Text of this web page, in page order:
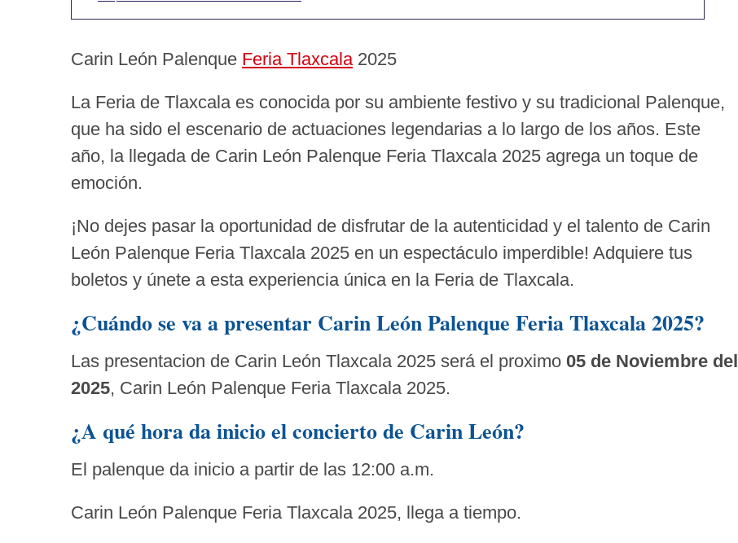
Carin León Palenque Feria Tlaxcala 2025
La Feria de Tlaxcala es conocida por su ambiente festivo y su tradicional Palenque,
que ha sido el escenario de actuaciones legendarias a lo largo de los años. Este
año, la llegada de Carin León Palenque Feria Tlaxcala 2025 agrega un toque de
emoción.
¡No dejes pasar la oportunidad de disfrutar de la autenticidad y el talento de Carin
León Palenque Feria Tlaxcala 2025 en un espectáculo imperdible! Adquiere tus
boletos y únete a esta experiencia única en la Feria de Tlaxcala.
¿Cuándo se va a presentar Carin León Palenque Feria Tlaxcala 2025?
Las presentacion de Carin León Tlaxcala 2025 será el proximo 05 de Noviembre del
2025, Carin León Palenque Feria Tlaxcala 2025.
¿A qué hora da inicio el concierto de Carin León?
El palenque da inicio a partir de las 12:00 a.m.
Carin León Palenque Feria Tlaxcala 2025, llega a tiempo.